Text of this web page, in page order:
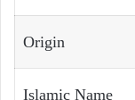
Origin
Islamic Name